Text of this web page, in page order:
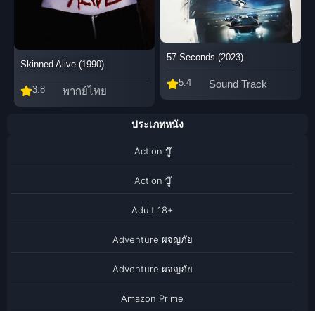
Skinned Alive (1990)
3.8 พากย์ไทย
57 Seconds (2023)
5.4 Sound Track
ประเภทหนัง
Action บู๊
Action บู๊
Adult 18+
Adventure ผจญภัย
Adventure ผจญภัย
Amazon Prime